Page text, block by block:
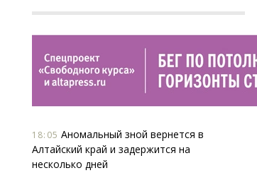
18:05 Аномальный зной вернется в
Алтайский край и задержится на
несколько дней